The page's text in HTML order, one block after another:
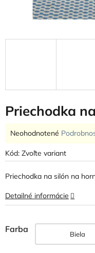
Priechodka
Kód: Zvoľte variant
Farba Biela
Priechodka na silón na
Detailné informácie
Priemerné
produktu
je
0,0
z
hviezdičiek.
Neohodnotené